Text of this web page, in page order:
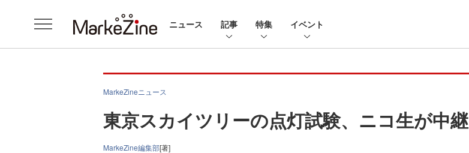
ニュース 記事 特集 イベント
MarkeZineニュース
東京スカイツリーの点灯試験、ニコ生が中継
MarkeZine編集部[著]